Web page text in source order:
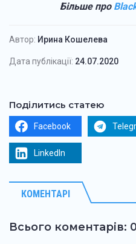
Більше про
Автор: Ирина Кошелева
Дата публікації: 24.07.2020
Поділитись статею
Facebook
LinkedIn
КОМЕНТАРІ
Всього коментарів: